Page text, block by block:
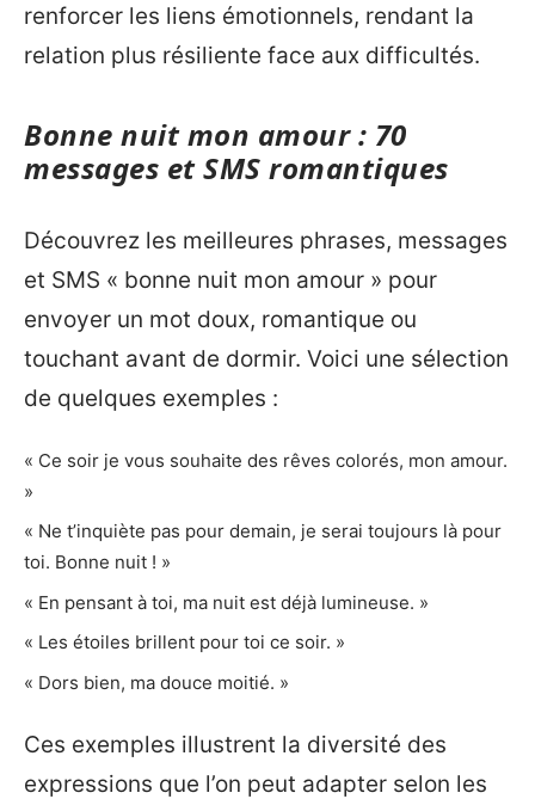
renforcer les liens émotionnels, rendant la
relation plus résiliente face aux difficultés.
Bonne nuit mon amour : 70
messages et SMS romantiques
Découvrez les meilleures phrases, messages
et SMS « bonne nuit mon amour » pour
envoyer un mot doux, romantique ou
touchant avant de dormir. Voici une sélection
de quelques exemples :
« Ce soir je vous souhaite des rêves colorés, mon amour.
»
« Ne t’inquiète pas pour demain, je serai toujours là pour
toi. Bonne nuit ! »
« En pensant à toi, ma nuit est déjà lumineuse. »
« Les étoiles brillent pour toi ce soir. »
« Dors bien, ma douce moitié. »
Ces exemples illustrent la diversité des
expressions que l’on peut adapter selon les